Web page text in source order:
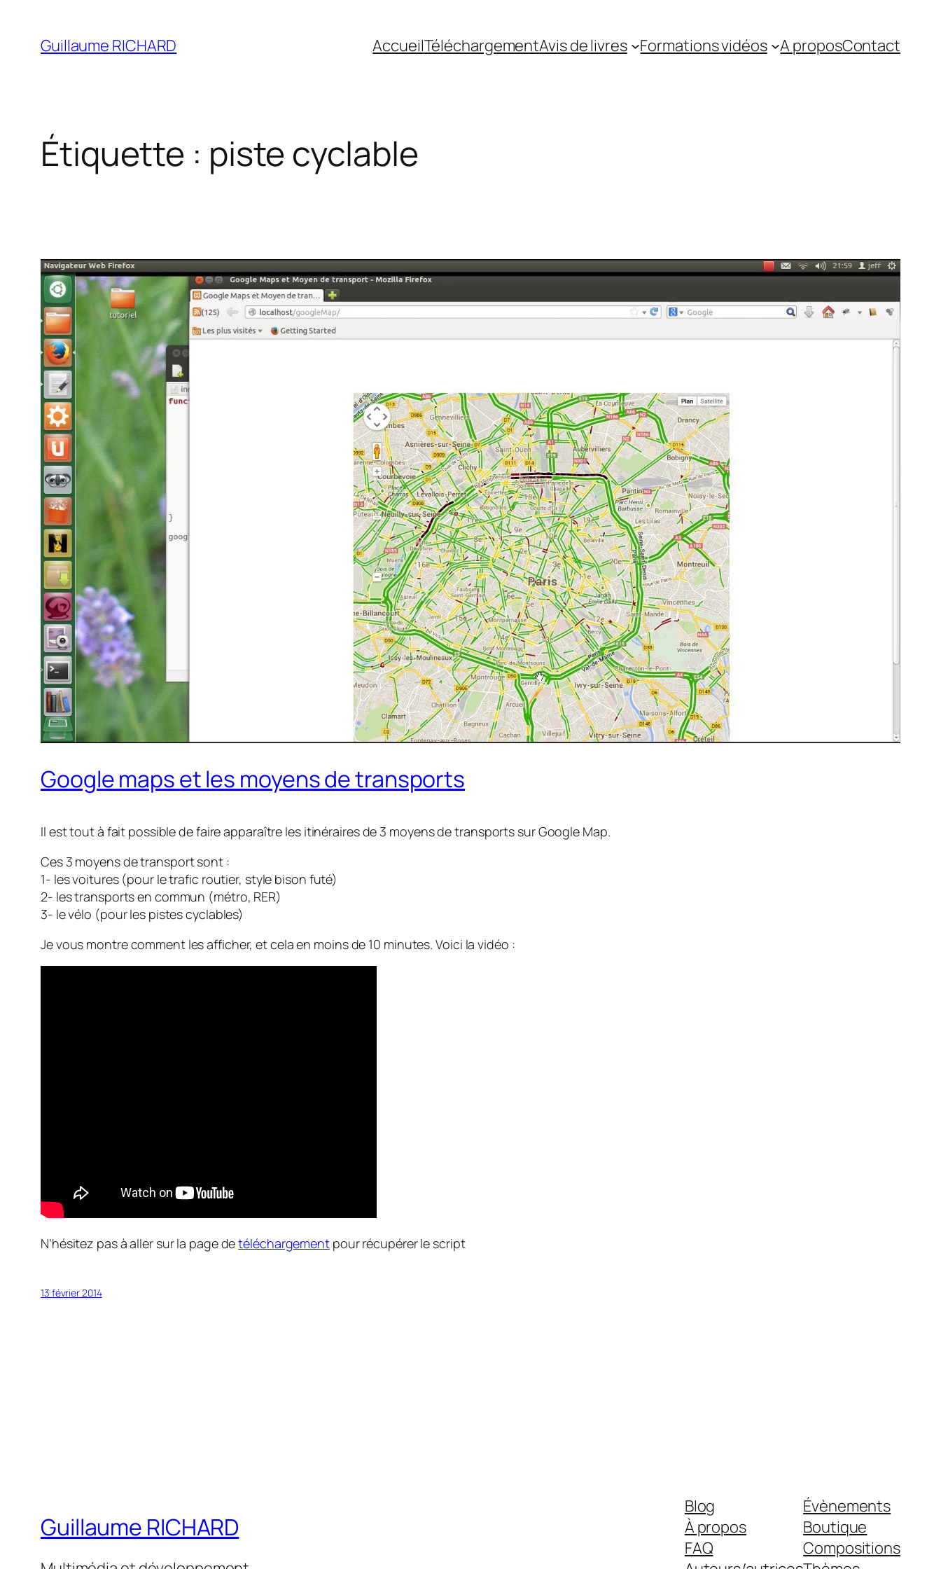
contenu
Guillaume RICHARD AccueilTéléchargementAvis de livres Formations vidéos A proposContact
Étiquette : piste cyclable
Google maps et les moyens de transports
Il est tout à fait possible de faire apparaître les itinéraires de 3 moyens de transports sur Google Map.
Ces 3 moyens de transport sont :
1- les voitures (pour le trafic routier, style bison futé)
2- les transports en commun (métro, RER)
3- le vélo (pour les pistes cyclables)
Je vous montre comment les afficher, et cela en moins de 10 minutes. Voici la vidéo :
N’hésitez pas à aller sur la page detéléchargementpour récupérer le script
13 février 2014
Guillaume RICHARD
Blog
À propos
FAQ
Évènements
Boutique
Compositions